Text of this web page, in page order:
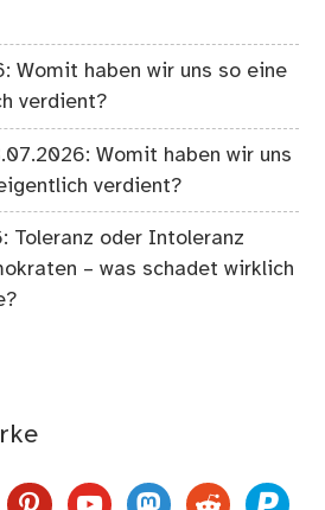
Womit haben wir uns so eine
verdient?
Womit haben wir uns
verdient?
Toleranz oder Intoleranz
– was schadet wirklich
pinterestyoutubemastodon
reddit paypal